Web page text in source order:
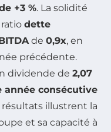
+3 %. La solidité
dette
de 0,9x, en
précédente.
dividende de 2,07
année consécutive
résultats illustrent la
et sa capacité à